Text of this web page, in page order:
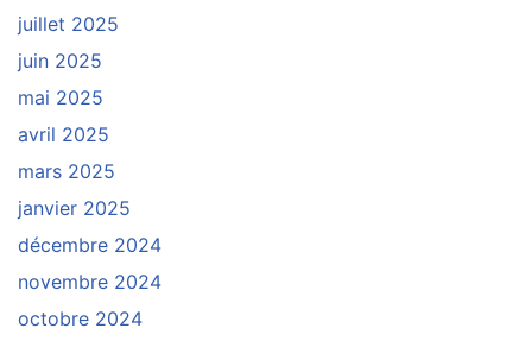
juillet 2025
juin 2025
mai 2025
avril 2025
mars 2025
janvier 2025
décembre 2024
novembre 2024
octobre 2024